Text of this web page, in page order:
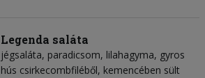
Legenda saláta
jégsaláta, paradicsom, lilahagyma, gyros
hús csirkecombfiléből, kemencében sült